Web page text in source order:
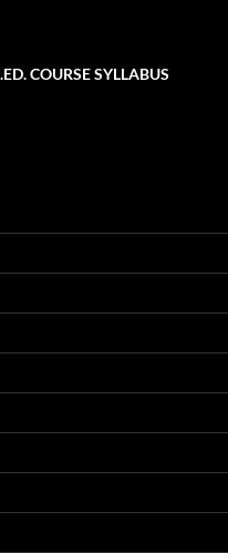
COURSE SYLLABUS